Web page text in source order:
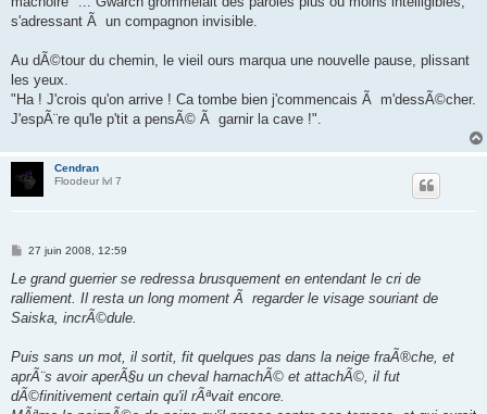
s'adressant Ã un compagnon invisible.
Au dÃ©tour du chemin, le vieil ours marqua une nouvelle pause, plissant
les yeux.
"Ha ! J'crois qu'on arrive ! Ca tombe bien j'commencais Ã m'dessÃ©cher.
J'espÃ¨re qu'le p'tit a pensÃ© Ã garnir la cave !".
Cendran
Floodeur lvl 7
M
s
a
g
27 juin 2008, 12:59
Le grand guerrier se redressa brusquement en entendant le cri de
ralliement. Il resta un long moment Ã regarder le visage souriant de
Saiska, incrÃ©dule.
Puis sans un mot, il sortit, fit quelques pas dans la neige fraÃ®che, et
aprÃ¨s avoir aperÃ§u un cheval harnachÃ© et attachÃ©, il fut
dÃ©finitivement certain qu'il rÃªvait encore.